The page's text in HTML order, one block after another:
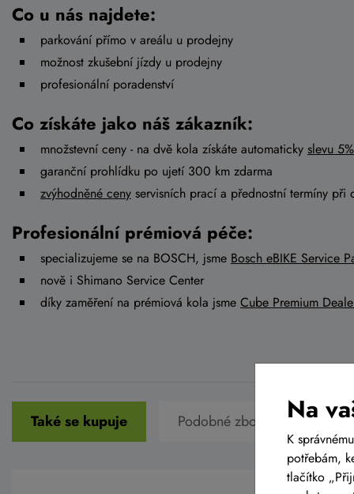
Co u nás najdete:
parkování přímo v areálu u prodejny
možnost zkušební jízdy u prodejny
profesionální poradenství
Co získáte jako náš zákazník:
množstevní ceny - na dvě kola získáte automaticky slevu 5%
garanční prohlídku po ujetí 300 km zdarma
zvýhodněné ceny servisních prací a přednostní termíny při
Profesionální prémiová péče:
specializujeme se na BOSCH, jsme Bosch eBIKE Service
nově i Shimano Service Center
díky zaměření na prémiová kola jsme Cube Premium
Také se kupuje Podobné zboží v tétoNa
K
potřebám,
tlačítko